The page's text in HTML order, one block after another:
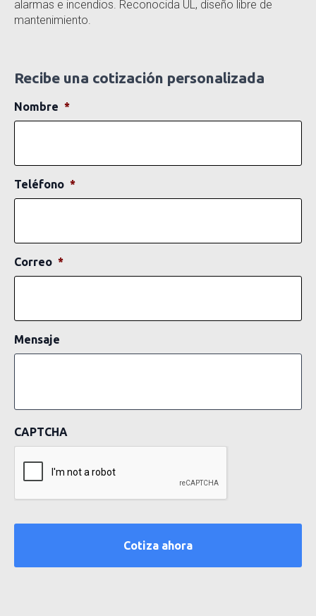
alarmas e incendios. Reconocida UL, diseño libre de
mantenimiento.
Recibe una cotización personalizada
Nombre *
Teléfono *
Correo *
Mensaje
CAPTCHA